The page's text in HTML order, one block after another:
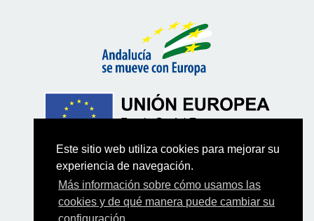
Este sitio web utiliza cookies para mejorar su
experiencia de navegación.
Más información sobre cómo usamos las
cookies y de qué manera puede cambiar su